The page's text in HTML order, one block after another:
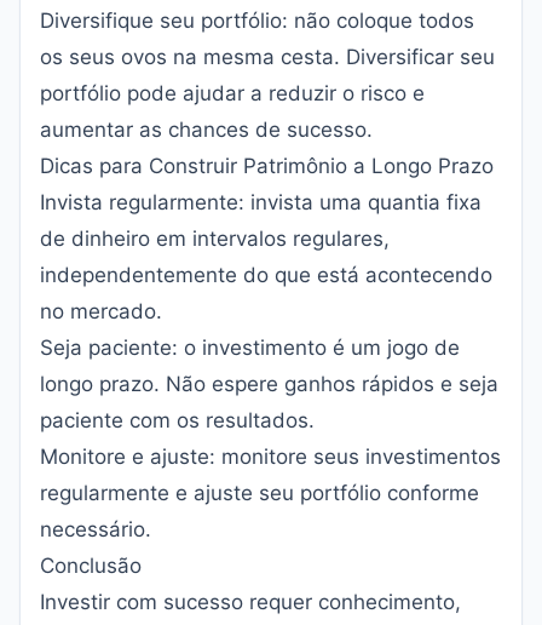
Diversifique seu portfólio: não coloque todos
os seus ovos na mesma cesta. Diversificar seu
portfólio pode ajudar a reduzir o risco e
aumentar as chances de sucesso.
Dicas para Construir Patrimônio a Longo Prazo
Invista regularmente: invista uma quantia fixa
de dinheiro em intervalos regulares,
independentemente do que está acontecendo
no mercado.
Seja paciente: o investimento é um jogo de
longo prazo. Não espere ganhos rápidos e seja
paciente com os resultados.
Monitore e ajuste: monitore seus investimentos
regularmente e ajuste seu portfólio conforme
necessário.
Conclusão
Investir com sucesso requer conhecimento,